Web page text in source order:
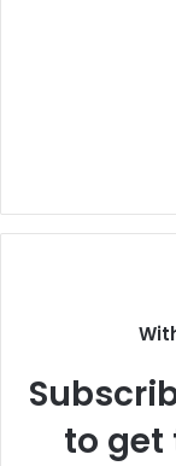
to get